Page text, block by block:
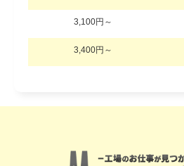
3,100円～
3,400円～